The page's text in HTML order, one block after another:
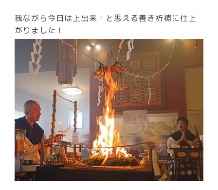
我ながら今日は上出来！と思える善き祈祷に仕上
がりました！